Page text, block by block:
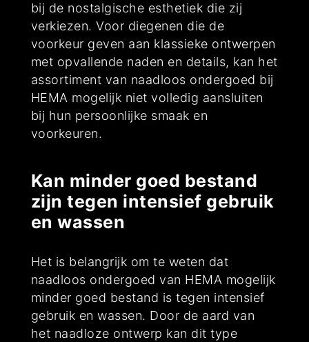
bij de nostalgische esthetiek die zij
verkiezen. Voor diegenen die de
voorkeur geven aan klassieke ontwerpen
met opvallende naden en details, kan het
assortiment van naadloos ondergoed bij
HEMA mogelijk niet volledig aansluiten
bij hun persoonlijke smaak en
voorkeuren.
Kan minder goed bestand
zijn tegen intensief gebruik
en wassen
Het is belangrijk om te weten dat
naadloos ondergoed van HEMA mogelijk
minder goed bestand is tegen intensief
gebruik en wassen. Door de aard van
het naadloze ontwerp kan dit type